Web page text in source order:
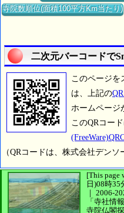
寺院数順位(面積100平方Km当たり)
二次元バーコードで
このページを
は、上記の
ホームページ
このQRコード
（QRコードは、株式会社デンソ
[This page
日)08時35
｜ 2006-
「寺社情
寺院仏閣探